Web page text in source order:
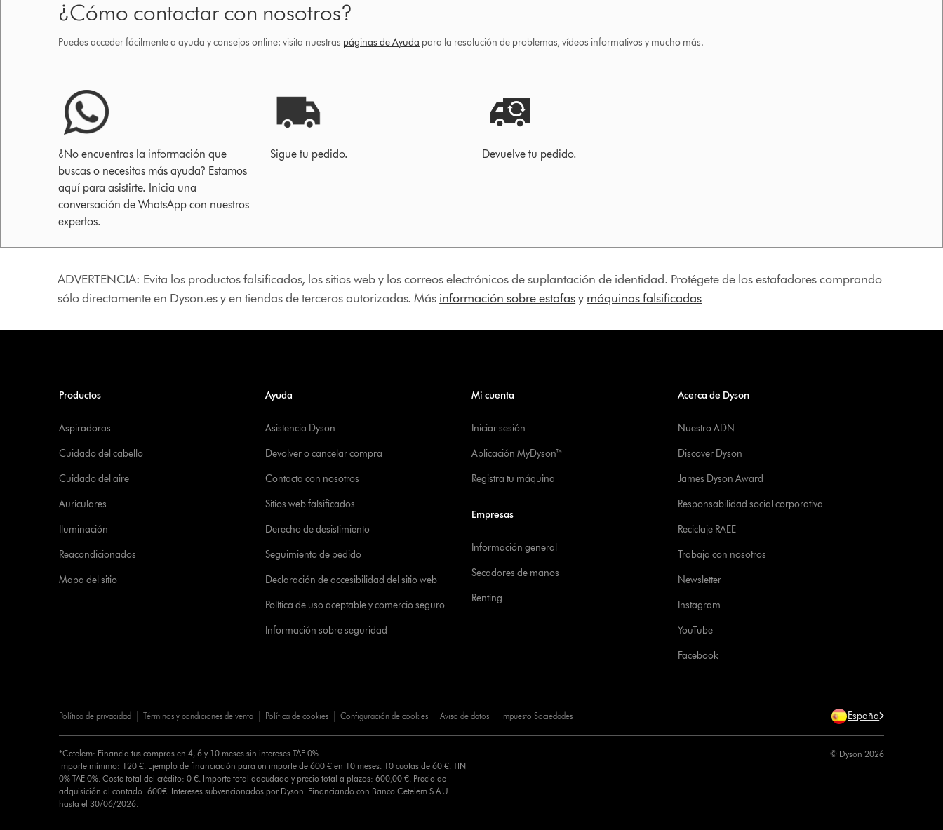
¿Cómo contactar con nosotros?
Puedes acceder fácilmente a ayuda y consejos online: visita nuestras páginas de Ayuda para la resolución de problemas, vídeos informativos y mucho más.
¿No encuentras la información que
buscas o necesitas más ayuda? Estamos
aquí para asistirte. Inicia una
conversación de WhatsApp con nuestros
expertos.
Sigue tu pedido. Devuelve tu pedido.
ADVERTENCIA: Evita los productos falsificados, los sitios web y los correos electrónicos de suplantación de identidad. Protégete de los estafadores comprando
sólo directamente en Dyson.es y en tiendas de terceros autorizadas. Más información sobre estafasy máquinas falsificadas
Productos
Aspiradoras
Cuidado del cabello
Cuidado del aire
Auriculares
Iluminación
Reacondicionados
Mapa del sitio
Ayuda
Asistencia Dyson
Devolver o cancelar compra
Contacta con nosotros
Sitios web falsificados
Derecho de desistimiento
Seguimiento de pedido
Declaración de accesibilidad del sitio web
Política de uso aceptable y comercio seguro
Información sobre seguridad
Mi cuenta
Iniciar sesión
Aplicación MyDyson™
Registra tu máquina
Empresas
Información general
Secadores de manos
Renting
Acerca de Dyson
Nuestro ADN
Discover Dyson
James Dyson Award
Responsabilidad social corporativa
Reciclaje RAEE
Trabaja con nosotros
Newsletter
Instagram
YouTube
Facebook
Política de privacidad Términos y condiciones de venta Política de cookies Configuración de cookies Aviso de datos Impuesto Sociedades España
*Cetelem: Financia tus compras en 4, 6 y 10 meses sin intereses TAE 0%
Importe mínimo: 120 €. Ejemplo de financiación para un importe de 600 € en 10 meses. 10 cuotas de 60 €. TIN
0% TAE 0%. Coste total del crédito: 0 €. Importe total adeudado y precio total a plazos: 600,00 €. Precio de
adquisición al contado: 600€. Intereses subvencionados por Dyson. Financiando con Banco Cetelem S.A.U.
hasta el 30/06/2026.
© Dyson 2026